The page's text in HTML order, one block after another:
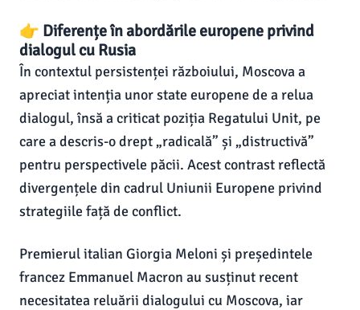
👉 Diferențe în abordările europene privind
dialogul cu Rusia
În contextul persistenței războiului, Moscova a
apreciat intenția unor state europene de a relua
dialogul, însă a criticat poziția Regatului Unit, pe
care a descris-o drept „radicală” și „distructivă”
pentru perspectivele păcii. Acest contrast reflectă
divergențele din cadrul Uniunii Europene privind
strategiile față de conflict.
Premierul italian Giorgia Meloni și președintele
francez Emmanuel Macron au susținut recent
necesitatea reluării dialogului cu Moscova, iar